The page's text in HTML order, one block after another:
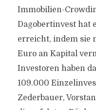
Immobilien-
Dagobertinvest hat
erreicht, indem sie
Euro an Kapital
Investoren haben
109.000
Zederbauer,